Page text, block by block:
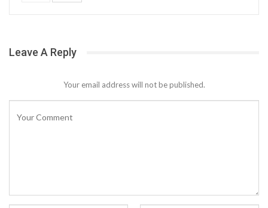
Leave A Reply
Your email address will not be published.